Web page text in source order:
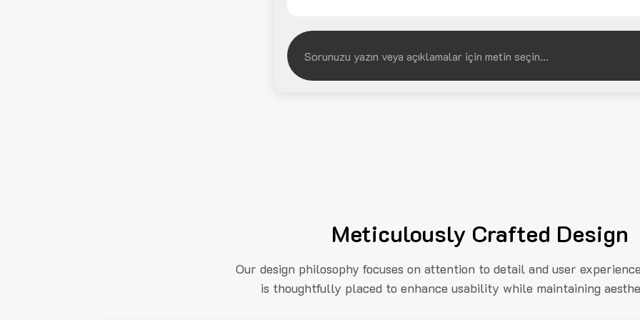
Meticulously Crafted Design
Our design philosophy focuses on attention to detail and user
is thoughtfully placed to enhance usability while maintaining